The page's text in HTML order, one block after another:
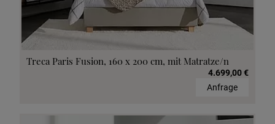
Treca Paris Fusion, 160 x 200 cm, mit Matratze/n
4.699,00 €
Anfrage